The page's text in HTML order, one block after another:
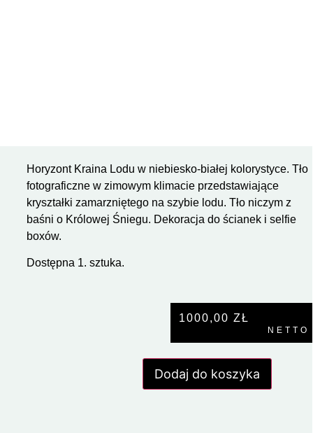
Horyzont Kraina Lodu w niebiesko-białej kolorystyce. Tło
fotograficzne w zimowym klimacie przedstawiające
kryształki zamarzniętego na szybie lodu. Tło niczym z
baśni o Królowej Śniegu. Dekoracja do ścianek i selfie
boxów.
Dostępna 1. sztuka.
1000,00 ZŁ
NETTO
Dodaj do koszyka